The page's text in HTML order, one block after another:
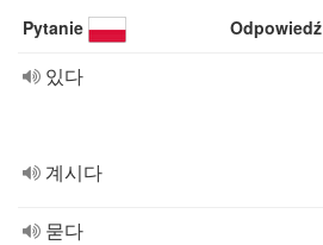
Pytanie Odpowiedź
있다
계시다
묻다